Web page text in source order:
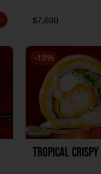
$7.690
-13%
Tropical crispy